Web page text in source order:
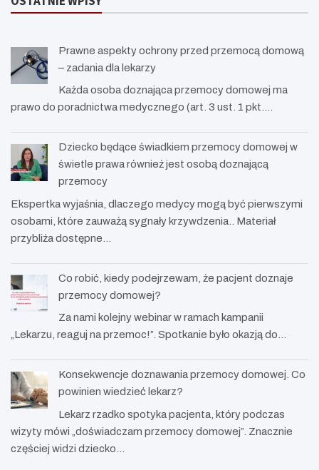
Prawne aspekty ochrony przed przemocą domową
– zadania dla lekarzy
Każda osoba doznająca przemocy domowej ma
prawo do poradnictwa medycznego (art. 3 ust. 1 pkt.…
Dziecko będące świadkiem przemocy domowej w
świetle prawa również jest osobą doznającą
przemocy
Ekspertka wyjaśnia, dlaczego medycy mogą być pierwszymi
osobami, które zauważą sygnały krzywdzenia.. Materiał
przybliża dostępne…
Co robić, kiedy podejrzewam, że pacjent doznaje
przemocy domowej?
Za nami kolejny webinar w ramach kampanii
„Lekarzu, reaguj na przemoc!”. Spotkanie było okazją do…
Konsekwencje doznawania przemocy domowej. Co
powinien wiedzieć lekarz?
Lekarz rzadko spotyka pacjenta, który podczas
wizyty mówi „doświadczam przemocy domowej”. Znacznie
częściej widzi dziecko…